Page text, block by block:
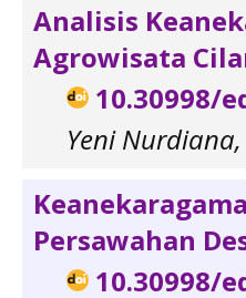
Analisis
Agrowisata
10.30998/
Yeni
Persawahan
10.30998/